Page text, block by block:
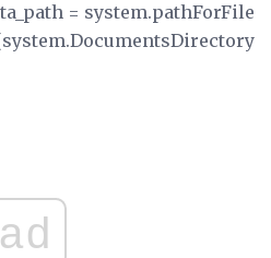
system.DocumentsDirectory)؛
ad